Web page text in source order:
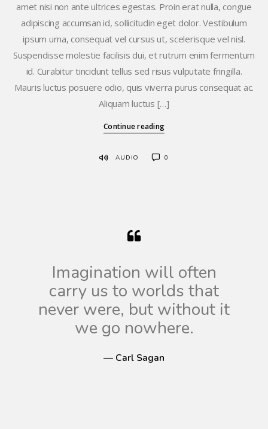
amet nisi non ante ultrices egestas. Proin erat nulla, congue
adipiscing accumsan id, sollicitudin eget dolor. Vestibulum
ipsum urna, consequat vel cursus ut, scelerisque vel nisl.
Suspendisse molestie facilisis dui, et rutrum enim fermentum
id. Curabitur tincidunt tellus sed risus vulputate fringilla.
Mauris luctus posuere odio, quis viverra purus consequat ac.
Aliquam luctus […]
Continue reading
AUDIO 0
Imagination will often
carry us to worlds that
never were, but without it
we go nowhere.
— Carl Sagan